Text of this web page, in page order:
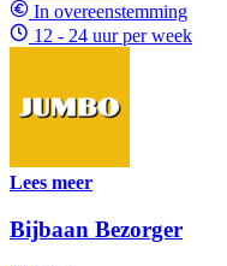
In overeenstemming
12 - 24 uur per week
Lees meer
Bijbaan Bezorger